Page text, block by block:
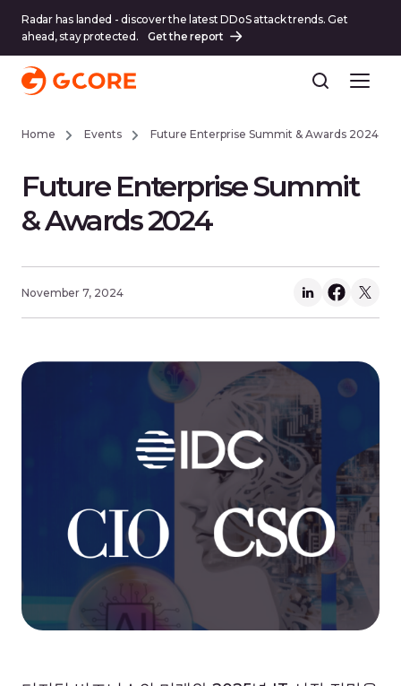
Radar has landed - discover the latest DDoS attack trends. Get
ahead, stay protected.
Get the report
Home Events Future Enterprise Summit & Awards 2024
Future Enterprise Summit
& Awards 2024
November 7, 2024